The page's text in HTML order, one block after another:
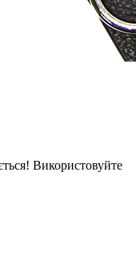
Використовуйте